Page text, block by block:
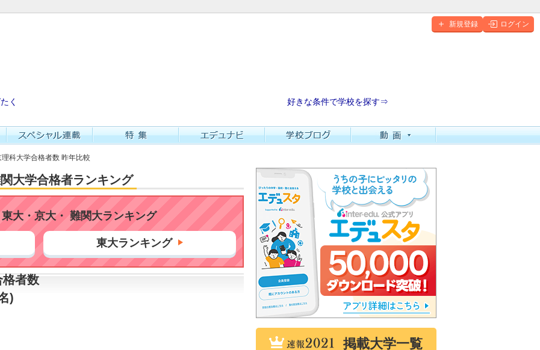
新規登録 ログイン
く 好きな条件で学校を探す⇒
科大学合格者数 昨年比較
大学合格者ランキング
東大・京大・ 難関大ランキング
東大ランキング
者数
)
掲載大学一覧